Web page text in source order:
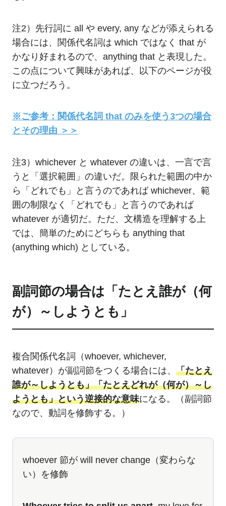
注2）先行詞に all や every, any などが添えられる
場合には、関係代名詞は which ではなく that が
かなり好まれるので、anything that と表現した。
この点について興味があれば、以下のページが役
に立つだろう。
※ご参考：関係代名詞 that のみを使う3つの場合
とその理由 ＞＞
注3）whichever と whatever の違いは、一言で言
うと「選択範囲」の違いだ。限られた範囲の中か
ら「どれでも」と言うのであれば whichever、範
囲の制限なく「どれでも」と言うのであれば
whatever が適切だ。ただ、文構造を理解する上
では、簡単のためにどちらも anything that
(anything which) としている。
副詞節の場合は「たとえ誰が（何
が）～しようとも」
複合関係代名詞（whoever, whichever,
whatever）が副詞節をつくる場合には、 「たとえ
誰が～しようとも」「たとえどれが（何が）～し
ようとも」という逆接的な意味になる。（副詞節
なので、動詞を修飾する。）
whoever 節が will never change（変わらな
い）を修飾